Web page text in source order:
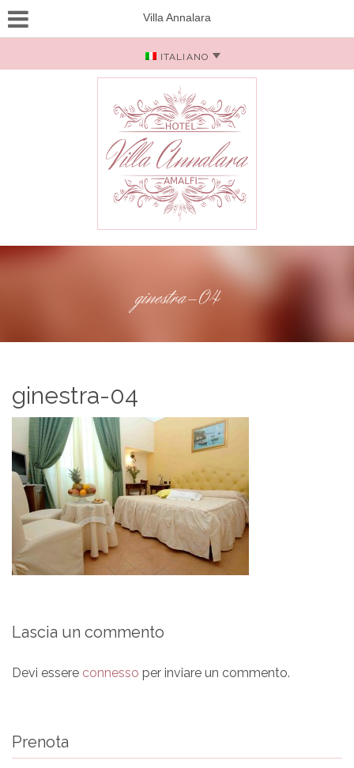
Villa Annalara
ITALIANO
ginestra-04
ginestra-04
Lascia un commento
Devi essere connesso per inviare un commento.
Prenota